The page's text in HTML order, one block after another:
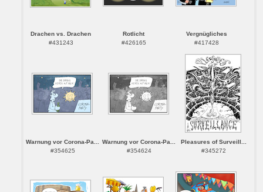
Drachen vs. Drachen
#431243
Rotlicht
#426165
Vergnügliches
#417428
Warnung vor Corona-Pa...
#354625
Warnung vor Corona-Pa...
#354624
Pleasures of Surveill...
#345272